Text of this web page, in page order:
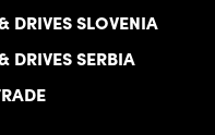
DRIVES SLOVENIA
DRIVES SERBIA